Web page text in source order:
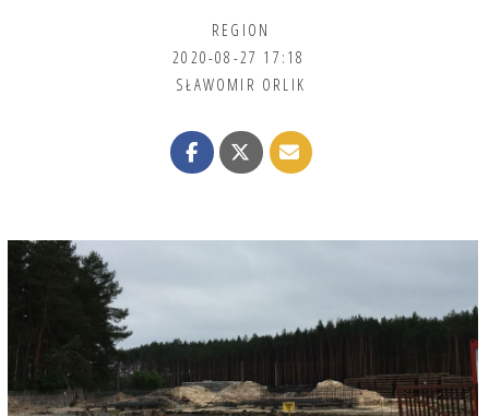
REGION
2020-08-27 17:18
SŁAWOMIR ORLIK